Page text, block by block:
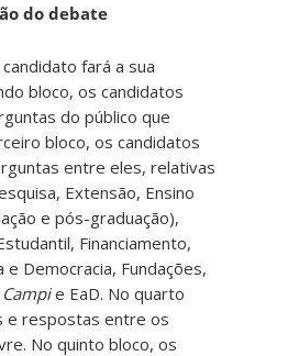
do debate
fará a sua
bloco, os candidatos
do público que
bloco, os candidatos
entre eles, relativas
Extensão, Ensino
e pós-graduação),
Financiamento,
e Democracia, Fundações,
Campie EaD. No quarto
e respostas entre os
No quinto bloco, os